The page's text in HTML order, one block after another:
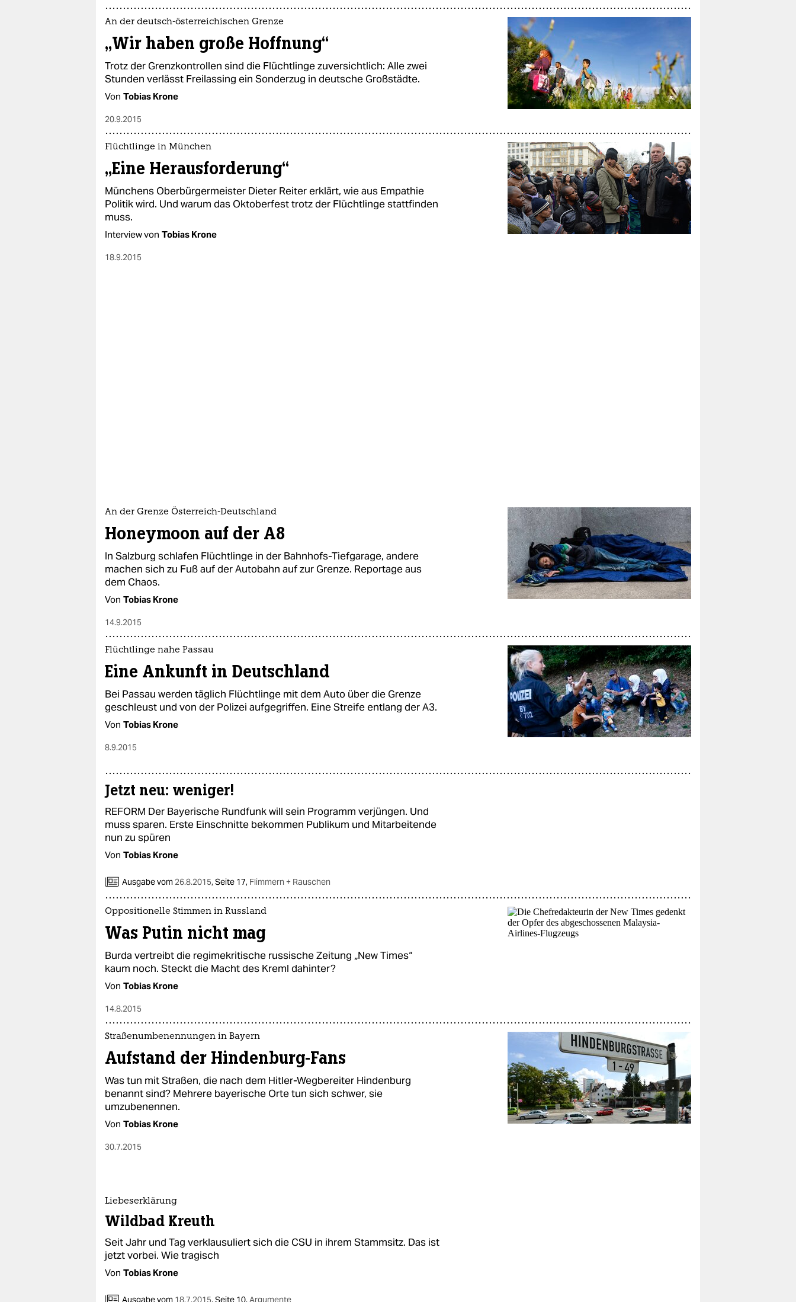
An der deutsch-österreichischen Grenze
„Wir haben große Hoffnung“
Trotz der Grenzkontrollen sind die Flüchtlinge zuversichtlich: Alle zwei
Stunden verlässt Freilassing ein Sonderzug in deutsche Großstädte.
Von Tobias Krone
20.9.2015
Flüchtlinge in München
„Eine Herausforderung“
Münchens Oberbürgermeister Dieter Reiter erklärt, wie aus Empathie
Politik wird. Und warum das Oktoberfest trotz der Flüchtlinge stattfinden
muss.
Interview von Tobias Krone
18.9.2015
An der Grenze Österreich-Deutschland
Honeymoon auf der A8
In Salzburg schlafen Flüchtlinge in der Bahnhofs-Tiefgarage, andere
machen sich zu Fuß auf der Autobahn auf zur Grenze. Reportage aus
dem Chaos.
Von Tobias Krone
14.9.2015
Flüchtlinge nahe Passau
Eine Ankunft in Deutschland
Bei Passau werden täglich Flüchtlinge mit dem Auto über die Grenze
geschleust und von der Polizei aufgegriffen. Eine Streife entlang der A3.
Von Tobias Krone
8.9.2015
Jetzt neu: weniger!
REFORM Der Bayerische Rundfunk will sein Programm verjüngen. Und
muss sparen. Erste Einschnitte bekommen Publikum und Mitarbeitende
nun zu spüren
Von Tobias Krone
Ausgabe vom 26.8.2015,Seite 17, Flimmern + Rauschen
Oppositionelle Stimmen in Russland
Was Putin nicht mag
Burda vertreibt die regimekritische russische Zeitung „New Times“
kaum noch. Steckt die Macht des Kreml dahinter?
Von Tobias Krone
14.8.2015
Straßenumbenennungen in Bayern
Aufstand der Hindenburg-Fans
Was tun mit Straßen, die nach dem Hitler-Wegbereiter Hindenburg
benannt sind? Mehrere bayerische Orte tun sich schwer, sie
umzubenennen.
Von Tobias Krone
30.7.2015
Liebeserklärung
Wildbad Kreuth
Seit Jahr und Tag verklausuliert sich die CSU in ihrem Stammsitz. Das ist
jetzt vorbei. Wie tragisch
Von Tobias Krone
Ausgabe vom 18.7.2015,Seite 10,Argumente